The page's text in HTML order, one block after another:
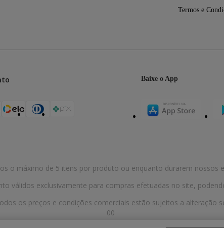
Termos e
Baixe o App
o máximo de 5 itens por produto ou enquanto durarem nossos
válidos exclusivamente para compras efetuadas no site,
os preços e condições comerciais estão sujeitos a alteração
00